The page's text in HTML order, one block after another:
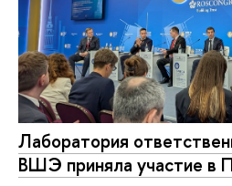
Лаборатория
ВШЭ приняла участие